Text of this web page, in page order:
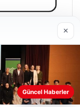
×
Güncel Haberler